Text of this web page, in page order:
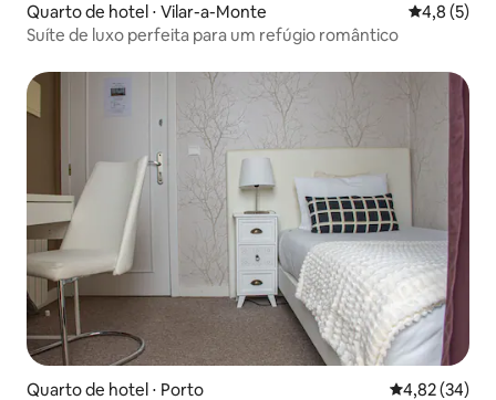
Quarto de hotel ⋅ Vilar-a-Monte 4,8 de
4,8 (5)
Suíte de luxo perfeita para um refúgio romântico
Quarto de hotel ⋅ Porto 4,82 de uma
4,82 (34)